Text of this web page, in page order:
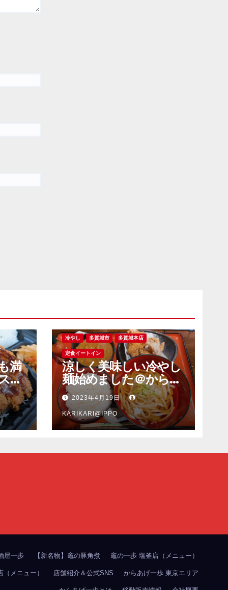
満
ピ
旨
カ
釜
冷やし 多賀城市 多賀城本店
定食イートイン
涼しく美味しい冷やし
麺始めました＠からあ
げ一歩多賀城本店
2023年4月19日
KARIKARI@IPPO
屋一歩 【新名物】竈の豚角煮 竈の一歩 塩釜店（メニュー）
メニュー） 店舗紹介＆公式SNS からあげ一歩 東京エリア